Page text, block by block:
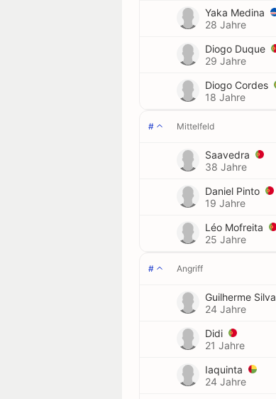
Yaka Medina
28 Jahre
Diogo Duque
29 Jahre
Diogo Cordes
18 Jahre
# Mittelfeld
Saavedra
38 Jahre
Daniel Pinto
19 Jahre
Léo Mofreita
25 Jahre
# Angriff
Guilherme Silva
24 Jahre
Didi
21 Jahre
Iaquinta
24 Jahre